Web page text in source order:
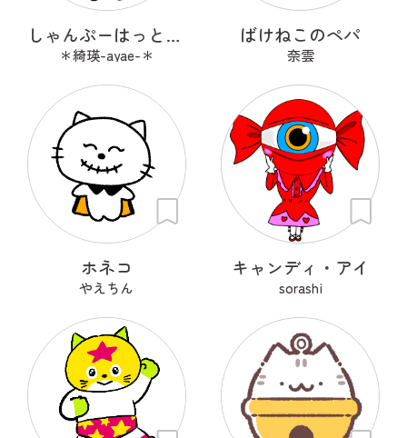
しゃんぷーはっときゃっと
＊綺瑛-ayae-＊
ばけねこのペパ
奈雲
ホネコ
やえちん
キャンディ・アイ
sorashi